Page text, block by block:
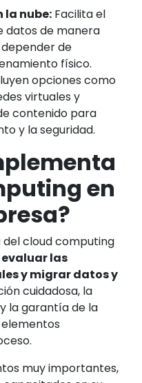
la nube: Facilita el
datos de manera
de
físico.
opciones como
virtuales y
contenido para
y la seguridad.
en
cloud computing
evaluar las
y migrar datos y
cuidadosa, la
la garantía de la
muy importantes,